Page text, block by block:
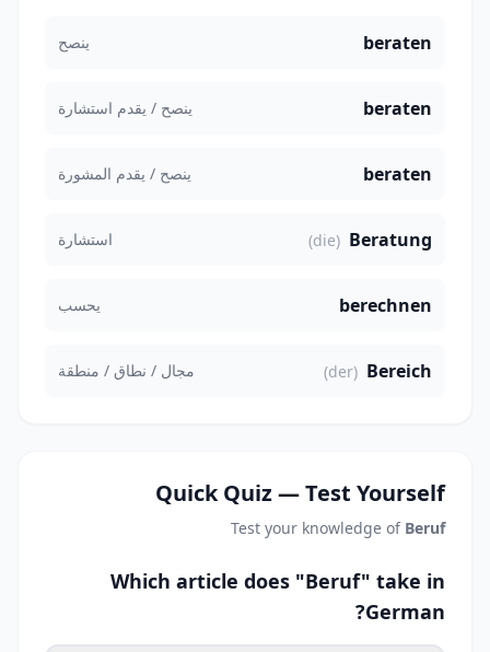
beraten ينصح
beraten ينصح / يقدم استشارة
beraten ينصح / يقدم المشورة
Beratung
(die) استشارة
berechnen يحسب
Bereich
(der) مجال / نطاق / منطقة
Quick Quiz — Test Yourself
Test your knowledge of Beruf
Which article does "Beruf" take in
German?